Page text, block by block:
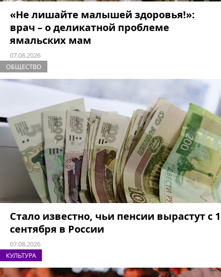
«Не лишайте малышей здоровья!»:
врач – о деликатной проблеме
ямальских мам
07.08.2026
ОБЩЕСТВО
Стало известно, чьи пенсии вырастут с 1
сентября в России
07.08.2026
КУЛЬТУРА